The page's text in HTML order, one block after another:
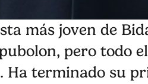
más joven de
pero todo
Ha terminado su